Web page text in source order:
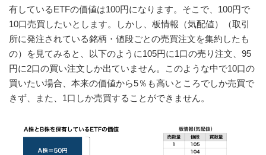
有しているETFの価値は100円になります。そこで、100円で
10口売買したいとします。しかし、板情報（気配値）（取引
所に発注されている銘柄・値段ごとの売買注文を集約したも
の）を見てみると、以下のように105円に1口の売り注文、95
円に2口の買い注文しか出ていません。このような中で10口の
買いたい場合、本来の価値から5％も高いところでしか売買で
きず、また、1口しか売買することができません。